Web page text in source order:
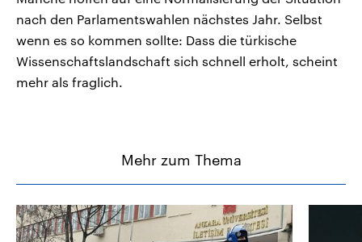
nach den Parlamentswahlen nächstes Jahr. Selbst
wenn es so kommen sollte: Dass die türkische
Wissenschaftslandschaft sich schnell erholt, scheint
mehr als fraglich.
Mehr zum Thema